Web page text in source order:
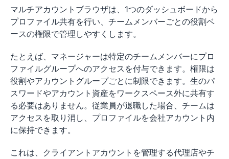
マルチアカウントブラウザは、1つのダッシュボードから
プロファイル共有を行い、チームメンバーごとの役割ベ
ースの権限で管理しやすくします。
たとえば、マネージャーは特定のチームメンバーにプロ
ファイルグループへのアクセスを付与できます。権限は
役割やアカウントグループごとに制限できます。生のパ
スワードやアカウント資産をワークスペース外に共有す
る必要はありません。従業員が退職した場合、チームは
アクセスを取り消し、プロファイルを会社アカウント内
に保持できます。
これは、クライアントアカウントを管理する代理店やチ